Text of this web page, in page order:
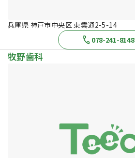
兵庫県 神戸市中央区 東雲通2-5-14
078-241-8148
牧野歯科